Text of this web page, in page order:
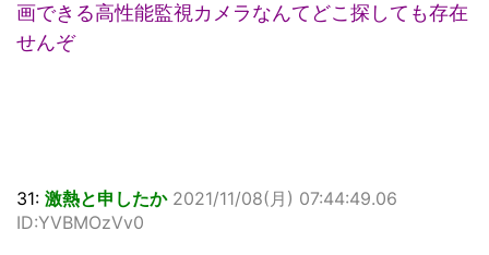
画できる高性能監視カメラなんてどこ探しても存在
せんぞ
31: 激熱と申したか 2021/11/08(月) 07:44:49.06
ID:YVBMOzVv0